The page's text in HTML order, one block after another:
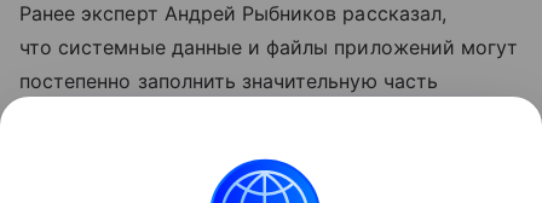
Ранее эксперт Андрей Рыбников рассказал,
что системные данные и файлы приложений могут
постепенно заполнить значительную часть